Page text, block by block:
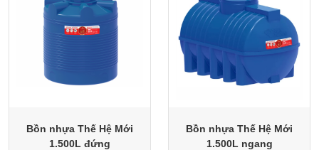
Bồn nhựa Thế Hệ Mới
1.500L đứng
Bồn nhựa Thế Hệ Mới
1.500L ngang